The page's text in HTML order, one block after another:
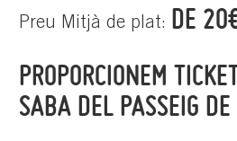
Preu Mitjà de plat: DE
PROPORCIONEM
SABA DEL PASSEIG